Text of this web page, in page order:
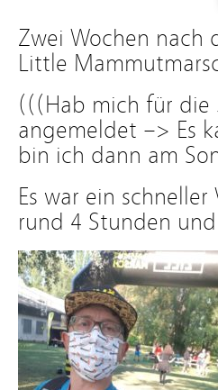
Zwei Wochen nach
Little
(((Hab mich für die
angemeldet –> Es
bin ich dann am
Es war ein
rund 4 Stunden